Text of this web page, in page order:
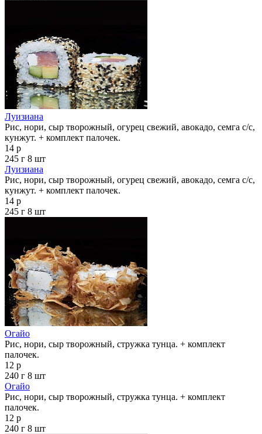
Луизиана
Рис, нори, сыр творожный, огурец свежий, авокадо, семга с/с,
кунжут. + комплект палочек.
14 р
245 г 8 шт
Луизиана
Рис, нори, сыр творожный, огурец свежий, авокадо, семга с/с,
кунжут. + комплект палочек.
14 р
245 г 8 шт
Огайо
Рис, нори, сыр творожный, стружка тунца. + комплект
палочек.
12 р
240 г 8 шт
Огайо
Рис, нори, сыр творожный, стружка тунца. + комплект
палочек.
12 р
240 г 8 шт